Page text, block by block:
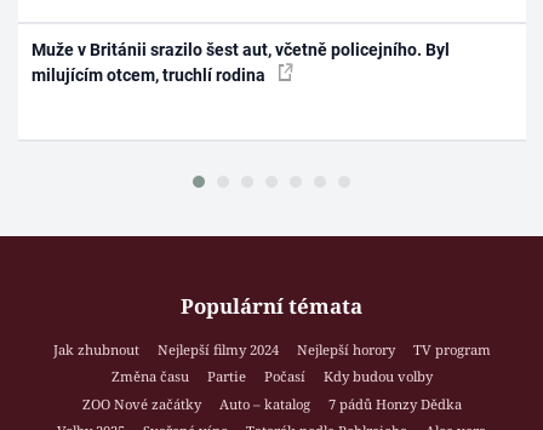
Muže v Británii srazilo šest aut, včetně policejního. Byl
milujícím otcem, truchlí rodina
Populární témata
Jak zhubnout Nejlepší filmy 2024 Nejlepší horory
TV program
Změna času
Partie Počasí
Kdy budou volby
ZOO Nové začátky
Auto – katalog
7 pádů Honzy Dědka